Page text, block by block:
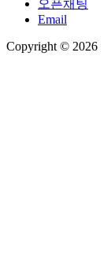
오픈채팅
Email
Copyright © 2026